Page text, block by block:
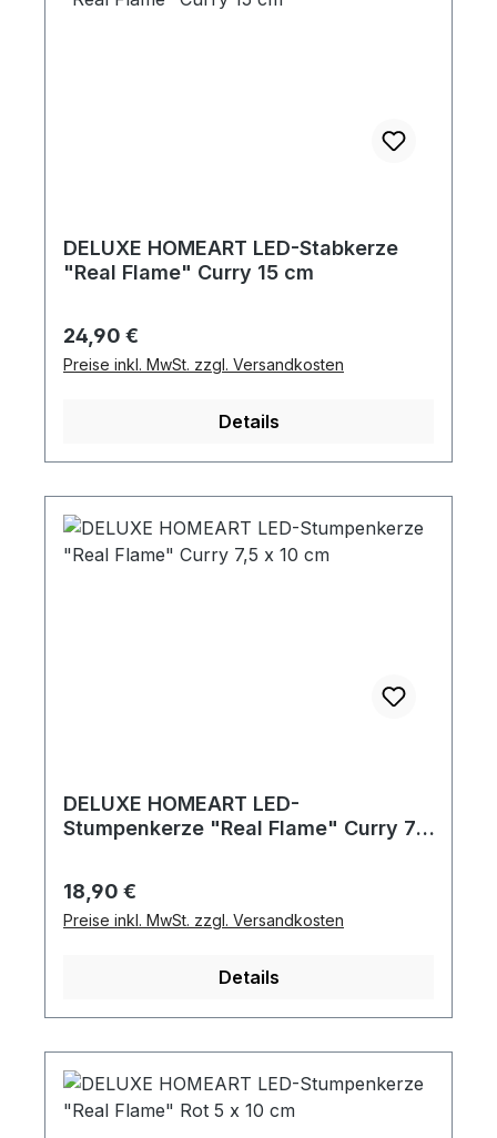
DELUXE HOMEART LED-Stabkerze
"Real Flame" Curry 15 cm
Regulärer Preis:
24,90 €
Preise inkl. MwSt. zzgl. Versandkosten
Details
DELUXE HOMEART LED-
Stumpenkerze "Real Flame" Curry 7,5
Regulärer Preis:
18,90 €
Preise inkl. MwSt. zzgl. Versandkosten
Details